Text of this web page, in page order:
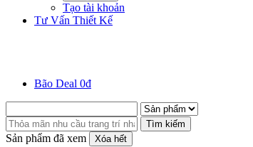
Tạo tài khoản
Tư Vấn Thiết Kế
Bão Deal 0đ
Tìm kiếm
Sản phẩm đã xem Xóa hết